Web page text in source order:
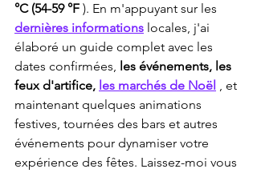
°C (54-59 °F ). En m'appuyant sur les
dernières informations locales, j'ai
élaboré un guide complet avec les
dates confirmées, les événements, les
feux d'artifice, les marchés de Noël , et
maintenant quelques animations
festives, tournées des bars et autres
événements pour dynamiser votre
expérience des fêtes. Laissez-moi vous